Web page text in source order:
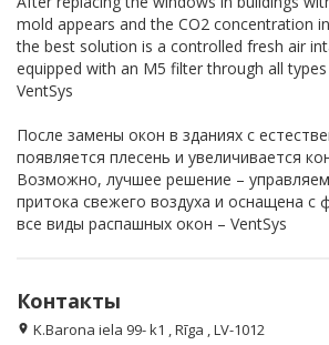
mold appears and the CO2 concentration
the best solution is a controlled fresh air
equipped with an M5 filter through all
VentSys
После замены окон в зданиях с
появляется плесень и увеличивается
Возможно, лучшее решение –
притока свежего воздуха и оснащенa c
все виды распашных окон – VentSys
Контакты
location_on K.Barona iela 99- k1 , Rīga , LV-1012